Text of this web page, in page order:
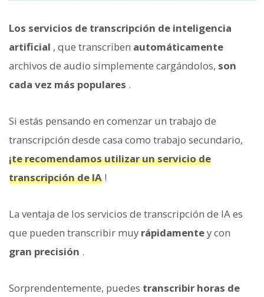
Los servicios de transcripción de inteligencia
artificial , que transcriben automáticamente
archivos de audio simplemente cargándolos, son
cada vez más populares .
Si estás pensando en comenzar un trabajo de
transcripción desde casa como trabajo secundario,
¡te recomendamos utilizar un servicio de
transcripción de IA !
La ventaja de los servicios de transcripción de IA es
que pueden transcribir muy rápidamentey con
gran precisión .
Sorprendentemente, puedes transcribir horas de